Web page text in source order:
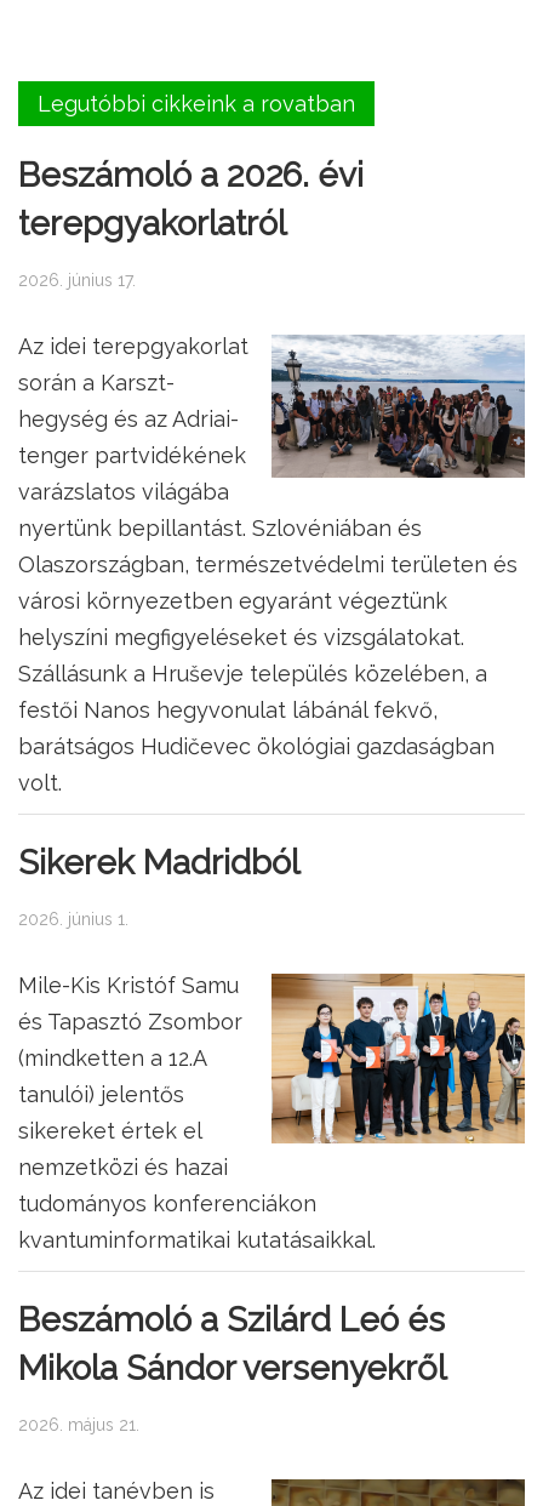
Legutóbbi cikkeink a rovatban
Beszámoló a 2026. évi
terepgyakorlatról
2026. június 17.
Az idei terepgyakorlat
során a Karszt-
hegység és az Adriai-
tenger partvidékének
varázslatos világába
nyertünk bepillantást. Szlovéniában és
Olaszországban, természetvédelmi területen és
városi környezetben egyaránt végeztünk
helyszíni megfigyeléseket és vizsgálatokat.
Szállásunk a Hruševje település közelében, a
festői Nanos hegyvonulat lábánál fekvő,
barátságos Hudičevec ökológiai gazdaságban
volt.
Sikerek Madridból
2026. június 1.
Mile-Kis Kristóf Samu
és Tapasztó Zsombor
(mindketten a 12.A
tanulói) jelentős
sikereket értek el
nemzetközi és hazai
tudományos konferenciákon
kvantuminformatikai kutatásaikkal.
Beszámoló a Szilárd Leó és
Mikola Sándor versenyekről
2026. május 21.
Az idei tanévben is